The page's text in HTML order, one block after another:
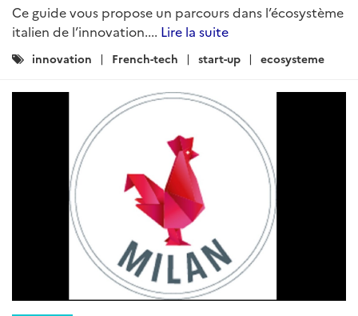
Ce guide vous propose un parcours dans l’écosystème
italien de l’innovation.... Lire la suite
Catégories
innovation French-tech start-up ecosysteme